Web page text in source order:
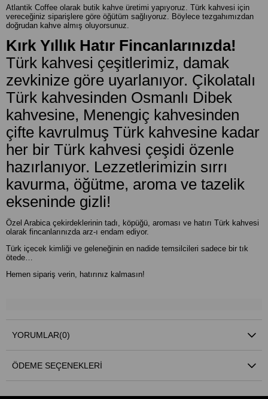
Atlantik Coffee olarak butik kahve üretimi yapıyoruz. Türk kahvesi için
vereceğiniz siparişlere göre öğütüm sağlıyoruz. Böylece tezgahımızdan
doğrudan kahve almış oluyorsunuz.
Kırk Yıllık Hatır Fincanlarınızda!
Türk kahvesi çeşitlerimiz, damak
zevkinize göre uyarlanıyor. Çikolatalı
Türk kahvesinden Osmanlı Dibek
kahvesine, Menengiç kahvesinden
çifte kavrulmuş Türk kahvesine kadar
her bir Türk kahvesi çeşidi özenle
hazırlanıyor. Lezzetlerimizin sırrı
kavurma, öğütme, aroma ve tazelik
ekseninde gizli!
Özel Arabica çekirdeklerinin tadı, köpüğü, aroması ve hatırı Türk kahvesi
olarak fincanlarınızda arz-ı endam ediyor.
Türk içecek kimliği ve geleneğinin en nadide temsilcileri sadece bir tık
ötede…
Hemen sipariş verin, hatırınız kalmasın!
YORUMLAR(0)
ÖDEME SEÇENEKLERI